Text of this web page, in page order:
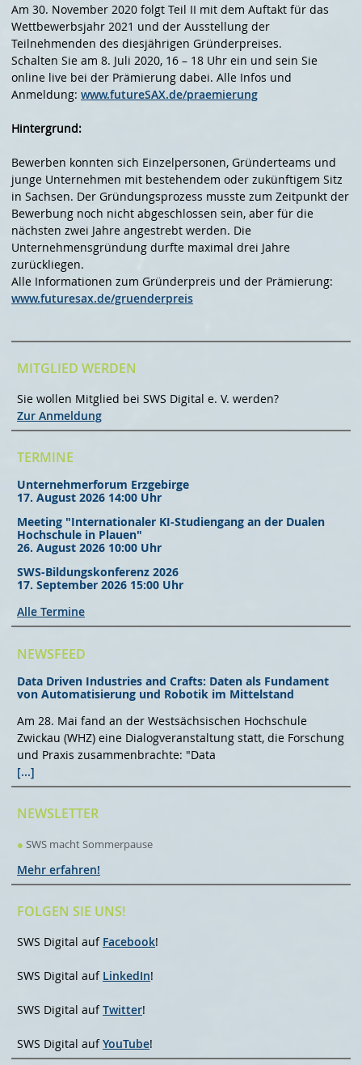
Am 30. November 2020 folgt Teil II mit dem Auftakt für das
Wettbewerbsjahr 2021 und der Ausstellung der
Teilnehmenden des diesjährigen Gründerpreises.
Schalten Sie am 8. Juli 2020, 16 – 18 Uhr ein und sein Sie
online live bei der Prämierung dabei. Alle Infos und
Anmeldung: www.futureSAX.de/praemierung
Hintergrund:
Bewerben konnten sich Einzelpersonen, Gründerteams und
junge Unternehmen mit bestehendem oder zukünftigem Sitz
in Sachsen. Der Gründungsprozess musste zum Zeitpunkt der
Bewerbung noch nicht abgeschlossen sein, aber für die
nächsten zwei Jahre angestrebt werden. Die
Unternehmensgründung durfte maximal drei Jahre
zurückliegen.
Alle Informationen zum Gründerpreis und der Prämierung:
www.futuresax.de/gruenderpreis
MITGLIED WERDEN
Sie wollen Mitglied bei SWS Digital e. V. werden?
Zur Anmeldung
TERMINE
Unternehmerforum Erzgebirge
17. August 2026 14:00 Uhr
Meeting "Internationaler KI-Studiengang an der Dualen
Hochschule in Plauen"
26. August 2026 10:00 Uhr
SWS-Bildungskonferenz 2026
17. September 2026 15:00 Uhr
Alle Termine
NEWSFEED
Data Driven Industries and Crafts: Daten als Fundament
von Automatisierung und Robotik im Mittelstand
Am 28. Mai fand an der Westsächsischen Hochschule
Zwickau (WHZ) eine Dialogveranstaltung statt, die Forschung
und Praxis zusammenbrachte: "Data
[...]
NEWSLETTER
● SWS macht Sommerpause
Mehr erfahren!
FOLGEN SIE UNS!
SWS Digital auf Facebook!
SWS Digital auf LinkedIn!
SWS Digital aufTwitter!
SWS Digital aufYouTube!